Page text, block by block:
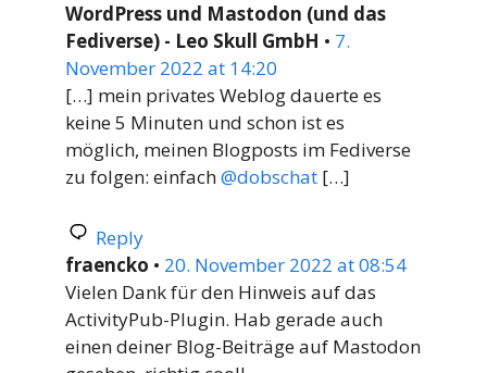
WordPress und Mastodon (und das
Fediverse) - Leo Skull GmbH • 7.
November 2022 at 14:20
[…] mein privates Weblog dauerte es
keine 5 Minuten und schon ist es
möglich, meinen Blogposts im Fediverse
zu folgen: einfach@dobschat […]
Reply
fraencko • 20. November 2022 at 08:54
Vielen Dank für den Hinweis auf das
ActivityPub-Plugin. Hab gerade auch
einen deiner Blog-Beiträge auf Mastodon